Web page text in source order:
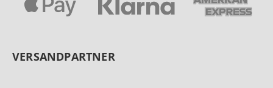
VERSANDPARTNER